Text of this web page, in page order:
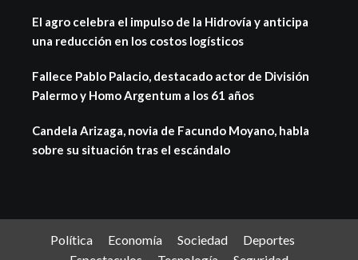
El agro celebra el impulso de la Hidrovía y anticipa
una reducción en los costos logísticos
Fallece Pablo Palacio, destacado actor de División
Palermo y Homo Argentum a los 61 años
Candela Arizaga, novia de Facundo Moyano, habla
sobre su situación tras el escándalo
Política Economía Sociedad
Deportes